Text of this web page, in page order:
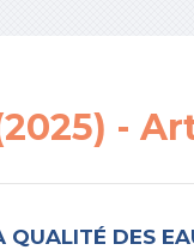
-
QUALITÉ DES